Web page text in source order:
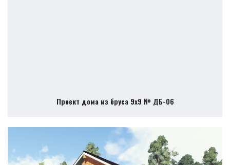
Проект дома из бруса 9х9 № ДБ-06